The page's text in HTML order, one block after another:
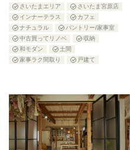
さいたまエリア
さいたま宮原店
インナーテラス
カフェ
ナチュラル
パントリー/家事室
中古買ってリノベ
収納
和モダン
土間
家事ラク間取り
戸建て